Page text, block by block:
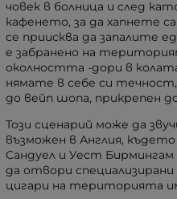
човек в болница и след
кафенето, за да хапнете
се приисква да запалите
е забранено на
околността -дори в
нямате в себе си
до вейп шопа, прикрепен
Този сценарий може да
възможен в Англия,
Сандуел и Уест Бирмингам
да отвори
цигари на територията